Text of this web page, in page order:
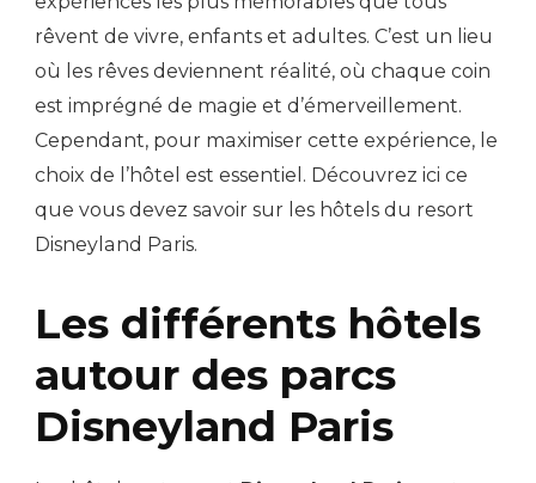
rêvent de vivre, enfants et adultes. C’est un lieu
où les rêves deviennent réalité, où chaque coin
est imprégné de magie et d’émerveillement.
Cependant, pour maximiser cette expérience, le
choix de l’hôtel est essentiel. Découvrez ici ce
que vous devez savoir sur les hôtels du resort
Disneyland Paris.
Les différents hôtels
autour des parcs
Disneyland Paris